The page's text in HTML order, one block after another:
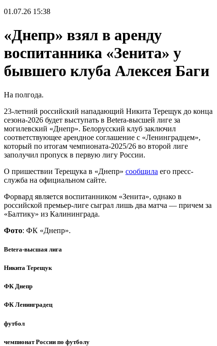
01.07.26 15:38
«Днепр» взял в аренду
воспитанника «Зенита» у
бывшего клуба Алексея Баги
На полгода.
23-летний российский нападающий Никита Терещук до конца
сезона-2026 будет выступать в Betera-высшей лиге за
могилевский «Днепр». Белорусский клуб заключил
соответствующее арендное соглашение с «Ленинградцем»,
который по итогам чемпионата-2025/26 во второй лиге
заполучил пропуск в первую лигу России.
О пришествии Терещука в «Днепр» сообщила его пресс-
служба на официальном сайте.
Форвард является воспитанником «Зенита», однако в
российской премьер-лиге сыграл лишь два матча — причем за
«Балтику» из Калининграда.
Фото: ФК «Днепр».
Betera-высшая лига
Никита Терещук
ФК Днепр
ФК Ленинградец
футбол
чемпионат России по футболу